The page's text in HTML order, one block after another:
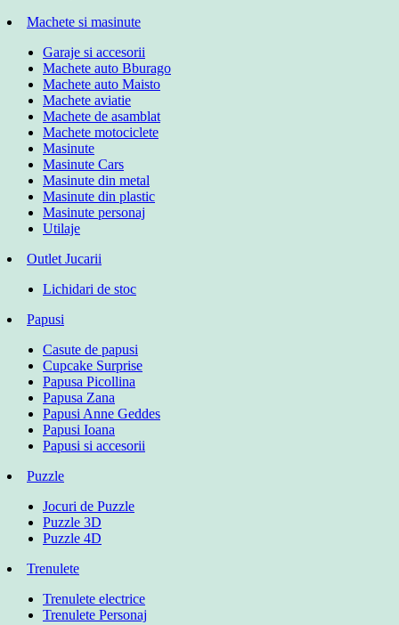
Machete si masinute
Garaje si accesorii
Machete auto Bburago
Machete auto Maisto
Machete aviatie
Machete de asamblat
Machete motociclete
Masinute
Masinute Cars
Masinute din metal
Masinute din plastic
Masinute personaj
Utilaje
Outlet Jucarii
Lichidari de stoc
Papusi
Casute de papusi
Cupcake Surprise
Papusa Picollina
Papusa Zana
Papusi Anne Geddes
Papusi Ioana
Papusi si accesorii
Puzzle
Jocuri de Puzzle
Puzzle 3D
Puzzle 4D
Trenulete
Trenulete electrice
Trenulete Personaj